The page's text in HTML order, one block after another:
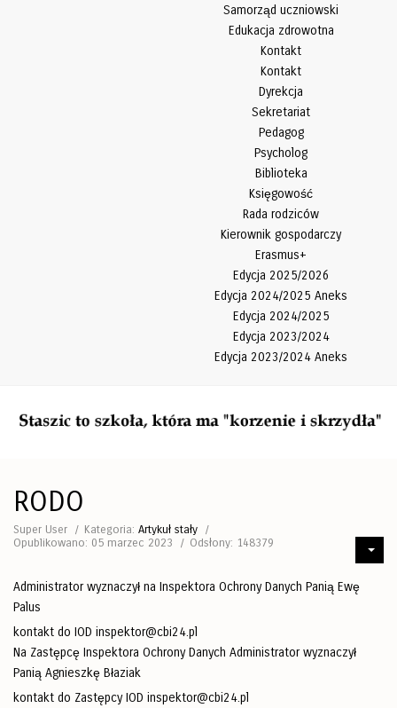
Samorząd uczniowski
Edukacja zdrowotna
Kontakt
Kontakt
Dyrekcja
Sekretariat
Pedagog
Psycholog
Biblioteka
Księgowość
Rada rodziców
Kierownik gospodarczy
Erasmus+
Edycja 2025/2026
Edycja 2024/2025 Aneks
Edycja 2024/2025
Edycja 2023/2024
Edycja 2023/2024 Aneks
RODO
Super User Kategoria: Artykuł stały
Opublikowano: 05 marzec 2023
Odsłony: 148379
Administrator wyznaczył na Inspektora Ochrony Danych Panią Ewę
Palus
kontakt do IOD inspektor@cbi24.pl
Na Zastępcę Inspektora Ochrony Danych Administrator wyznaczył
Panią Agnieszkę Błaziak
kontakt do Zastępcy IOD inspektor@cbi24.pl